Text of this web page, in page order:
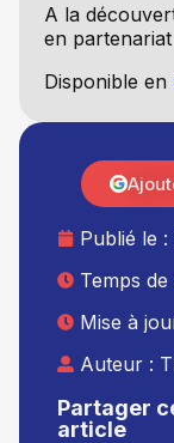
A la
en
Disponible en
Partager
article
Publié le :
Temps
Mise à
Auteur :